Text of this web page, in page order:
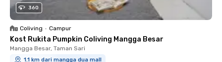
360
Coliving • Campur
Kost Rukita Pumpkin Coliving Mangga Besar
Mangga Besar, Taman Sari
1.1 km dari mangga dua mall